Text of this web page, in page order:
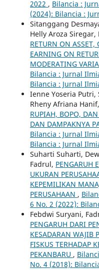
2022 , Bilancia :
(2024): Bilancia :
Sitanggang
Helly Aroza Siregar,
RETURN ON ASSET,
EARNING ON
MODERATING
Bilancia : Jurnal
Bilancia : Jurnal
Ienne Yoseria
Rheny Afriana Hanif,
RUPIAH, BOPO,
DAN DAMPAKNYA
Bilancia : Jurnal
Bilancia : Jurnal
Suharti Suharti,
Fadrul, PENGARUH
UKURAN
KEPEMILIKAN
PERUSAHAAN ,
6 No. 2 (2022):
Febdwi Suryani,
PENGARUH DARI
KESADARAN WAJIB
FISKUS TERHADAP
PEKANBARU ,
No. 4 (2018):